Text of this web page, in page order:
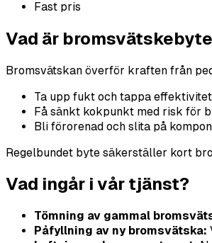
Fast pris
Vad är
Bromsvätskan överför kraften från
Ta upp fukt och tappa effektivitet
Få sänkt kokpunkt med risk för
Bli förorenad och slita på
Regelbundet byte säkerställer kort
Vad ingår i vår tjänst?
Tömning av gammal
Påfyllning av ny bromsvätska: